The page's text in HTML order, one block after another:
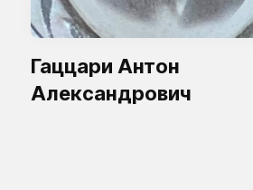
Гаццари Антон
Александрович